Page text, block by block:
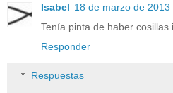
Isabel 18 de marzo de
Tenía pinta de haber cosillas
Responder
Respuestas